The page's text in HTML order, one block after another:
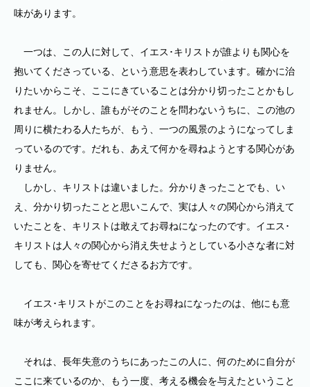
味があります。
一つは、この人に対して、イエス･キリストが誰よりも関心を
抱いてくださっている、という意思を表わしています。確かに治
りたいからこそ、ここにきていることは分かり切ったことかもし
れません。しかし、誰もがそのことを問わないうちに、この池の
周りに横たわる人たちが、もう、一つの風景のようになってしま
っているのです。だれも、あえて何かを尋ねようとする関心があ
りません。
しかし、キリストは違いました。分かりきったことでも、い
え、分かり切ったことと思いこんで、実は人々の関心から消えて
いたことを、キリストは敢えてお尋ねになったのです。イエス･
キリストは人々の関心から消え失せようとしている小さな者に対
しても、関心を寄せてくださるお方です。
イエス･キリストがこのことをお尋ねになったのは、他にも意
味が考えられます。
それは、長年失意のうちにあったこの人に、何のために自分が
ここに来ているのか、もう一度、考える機会を与えたということ